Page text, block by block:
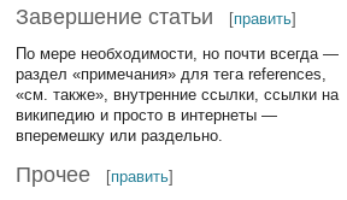
Завершение статьи [править]
По мере необходимости, но почти всегда —
раздел «примечания» для тега references,
«см. также», внутренние ссылки, ссылки на
википедию и просто в интернеты —
вперемешку или раздельно.
Прочее [править]